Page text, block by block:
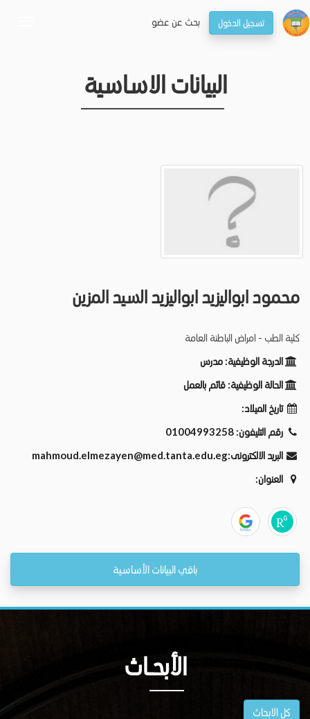
تسجيل الدخول بحـث عن عضو
البيانات الاساسية
محمود ابواليزيد ابواليزيد السيد المزين
كلية الطب - امراض الباطنة العامة
الدرجة الوظيفية: مدرس
الحالة الوظيفية: قائم بالعمل
تاريخ الميلاد:
رقم التليفون: 01004993258
البريد الالكترونى:mahmoud.elmezayen@med.tanta.edu.eg
العنوان:
باقي البيانات الأساسية
الأبحــاث
كل الابحاث